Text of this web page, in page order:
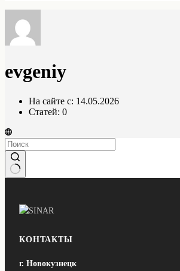
evgeniy
На сайте с: 14.05.2026
Статей: 0
найдено
КОНТАКТЫ
г. Новокузнецк